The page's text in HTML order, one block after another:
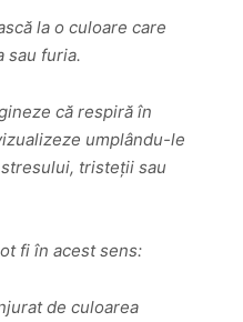
la o culoare care
sau furia.
că respiră în
umplându-le
tristeții sau
fi în acest sens:
de culoarea